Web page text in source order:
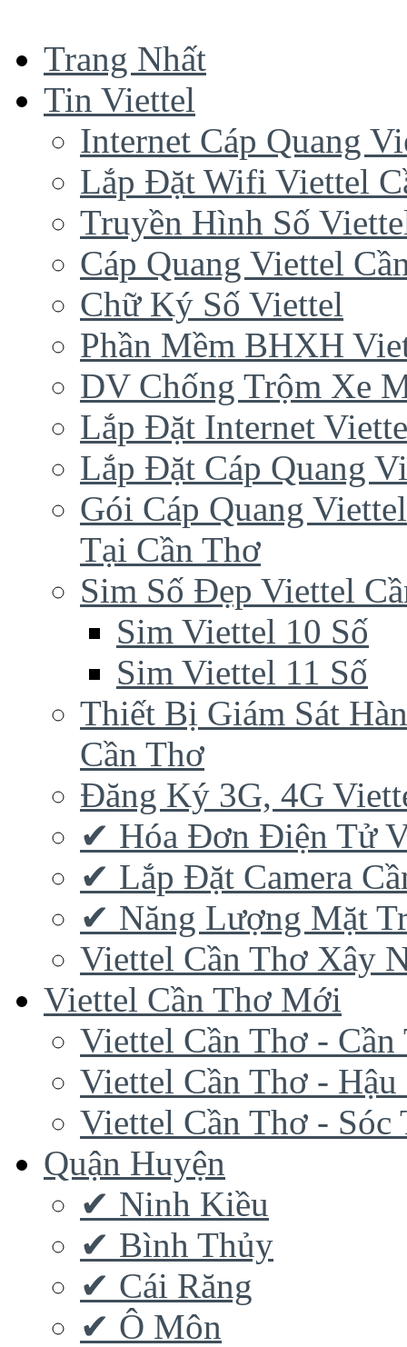
Trang Nhất
Tin Viettel
Internet Cáp Quang
Lắp Đặt Wifi Viettel
Truyền Hình Số
Cáp Quang Viettel
Chữ Ký Số Viettel
Phần Mềm BHXH
DV Chống Trộm Xe
Lắp Đặt Internet
Lắp Đặt Cáp Quang
Gói Cáp Quang
Tại Cần Thơ
Sim Số Đẹp Viettel
Sim Viettel 10 Số
Sim Viettel 11 Số
Thiết Bị Giám Sát
Cần Thơ
Đăng Ký 3G, 4G
✔‎ Hóa Đơn Điện Tử
✔‎ Lắp Đặt Camera
✔‎ Năng Lượng Mặt
Viettel Cần Thơ Xây
Viettel Cần Thơ Mới
Viettel Cần Thơ - Cần
Viettel Cần Thơ - Hậu
Viettel Cần Thơ - Sóc
Quận Huyện
✔ Ninh Kiều
✔ Bình Thủy
✔ Cái Răng
✔ Ô Môn